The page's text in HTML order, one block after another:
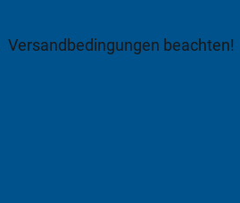
Versandbedingungen beachten!